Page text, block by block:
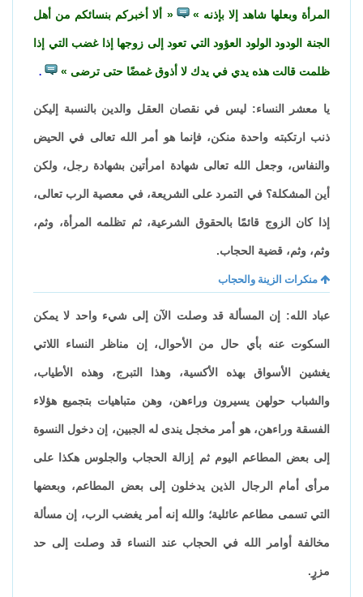
المرأة وبعلها شاهد إلا بإذنه ألا أخبركم بنسائكم من أهل
الجنة الودود الولود العؤود التي تعود إلى زوجها إذا غضب التي إذا
ظلمت قالت هذه يدي في يدك لا أذوق غمضًا حتى ترضى .
يا معشر النساء: ليس في نقصان العقل والدين بالنسبة إليكن
ذنب ارتكبته واحدة منكن، فإنما هو أمر الله تعالى في الحيض
والنفاس، وجعل الله تعالى شهادة امرأتين بشهادة رجل، ولكن
أين المشكلة؟ في التمرد على الشريعة، في معصية الرب تعالى،
إذا كان الزوج قائمًا بالحقوق الشرعية، ثم تظلمه المرأة، وثم،
وثم، وثم، قضية الحجاب.
منكرات الزينة والحجاب
عباد الله: إن المسألة قد وصلت الآن إلى شيء واحد لا يمكن
السكوت عنه بأي حال من الأحوال، إن مناظر النساء اللاتي
يغشين الأسواق بهذه الأكسية، وهذا التبرج، وهذه الأطياب،
والشباب حولهن يسيرون وراءهن، وهن متباهيات بتجميع هؤلاء
الفسقة وراءهن، هو أمر مخجل يندى له الجبين، إن دخول النسوة
إلى بعض المطاعم اليوم ثم إزالة الحجاب والجلوس هكذا على
مرأى أمام الرجال الذين يدخلون إلى بعض المطاعم، وبعضها
التي تسمى مطاعم عائلية؛ والله إنه أمر يغضب الرب، إن مسألة
مخالفة أوامر الله في الحجاب عند النساء قد وصلت إلى حد
مزرٍ.